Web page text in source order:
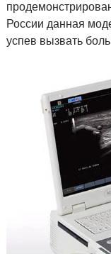
Черно-Белые
Портативные
ПО
ДАТЧИКИ
России данная
успев вызвать